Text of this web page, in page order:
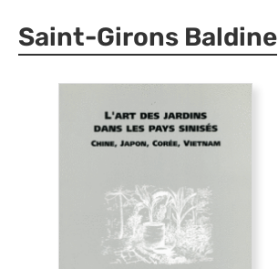
Saint-Girons Baldine